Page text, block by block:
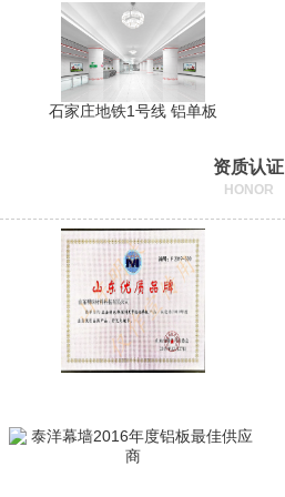
石家庄地铁1号线 铝单板
资质认证
HONOR